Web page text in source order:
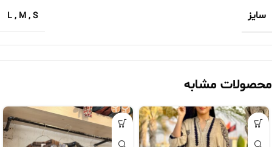
سایز
L , M , S
محصولات مشابه